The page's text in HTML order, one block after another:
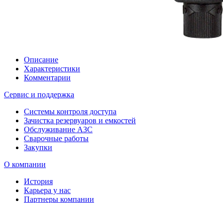
Описание
Характеристики
Комментарии
Сервис и поддержка
Системы контроля доступа
Зачистка резервуаров и емкостей
Обслуживание АЗС
Сварочные работы
Закупки
О компании
История
Карьера у нас
Партнеры компании